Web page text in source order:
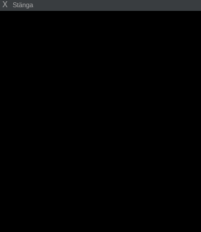
X Stänga